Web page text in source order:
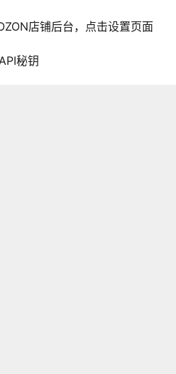
店铺后台，点击设置页面
秘钥